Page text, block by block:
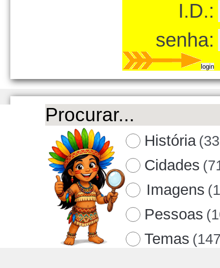
I.D.:
senha:
História
Cidades
Imagens
Pessoas
Temas